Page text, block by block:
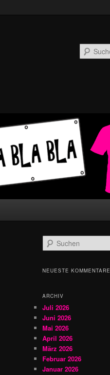
u
h
NEUESTE KOMMENTARE
ARCHIV
Juli 2026
Juni 2026
Mai 2026
April 2026
März 2026
Februar 2026
Januar 2026